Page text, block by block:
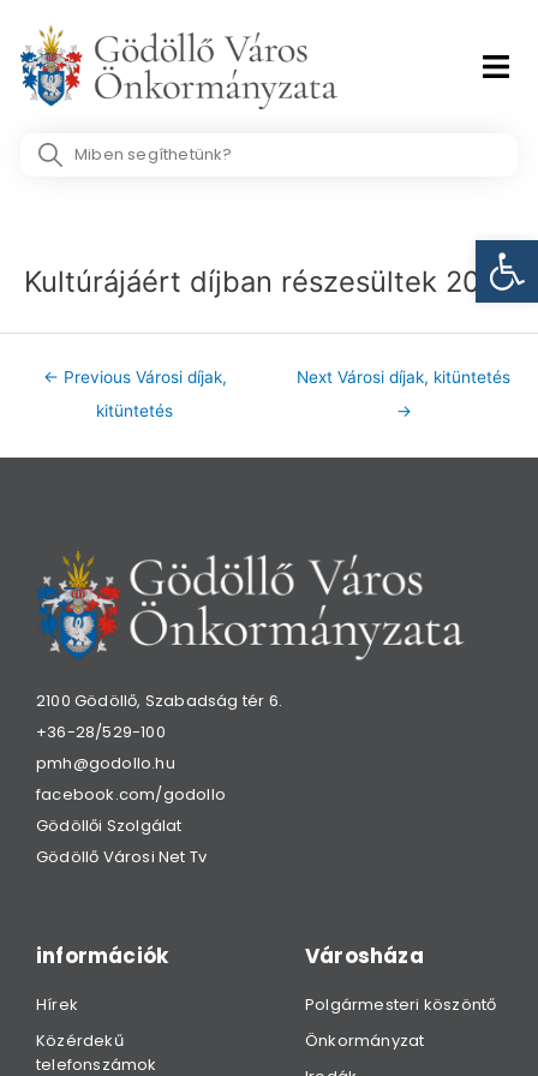
content
Search
Kultúrájáért díjban részesültek 2001
← Previous Városi díjak,
kitüntetés
Next Városi díjak, kitüntetés
→
2100 Gödöllő, Szabadság tér 6.
+36-28/529-100
pmh@godollo.hu
facebook.com/godollo
Gödöllői Szolgálat
Gödöllő Városi Net Tv
információk
Hírek
Közérdekű
telefonszámok
Városháza
Polgármesteri köszöntő
Önkormányzat